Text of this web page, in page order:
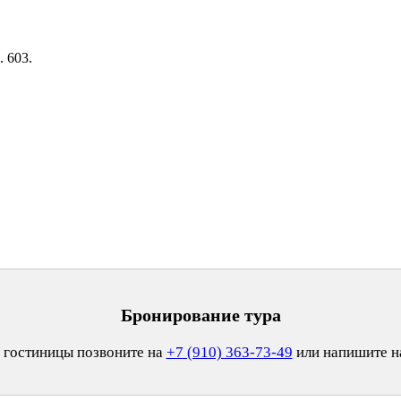
603.
Бронирование тура
позвоните на +7 (910) 363-73-49 или напишите